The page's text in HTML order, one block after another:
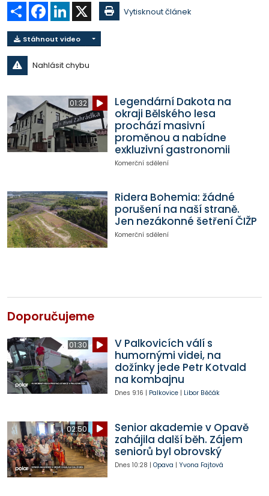
Sdílet Facebook
LinkedIn Vytisknout článek
Stáhnout video
Nahlásit chybu
01:32
Legendární Dakota na
okraji Bělského lesa
prochází masivní
proměnou a nabídne
exkluzivní gastronomii
Komerční sdělení
Ridera Bohemia: žádné
porušení na naší straně.
Jen nezákonné šetření ČIŽP
Komerční sdělení
Doporučujeme
01:30
V Palkovicích válí s
humornými videi, na
dožínky jede Petr Kotvald
na kombajnu
Dnes 9:16 | Palkovice| Libor Běčák
02:50
Senior akademie v Opavě
zahájila další běh. Zájem
seniorů byl obrovský
Dnes 10:28 | Opava | Yvona Fajtová